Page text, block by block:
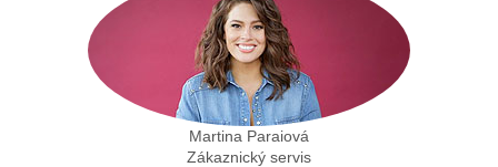
Martina Paraiová
Zákaznický servis